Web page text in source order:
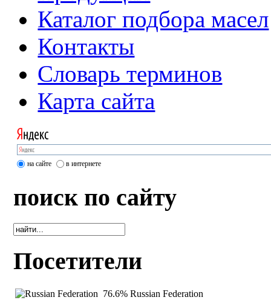
Каталог подбора масел
Контакты
Словарь терминов
Карта сайта
на сайте в интернете
поиск по сайту
Посетители
76.6% Russian Federation